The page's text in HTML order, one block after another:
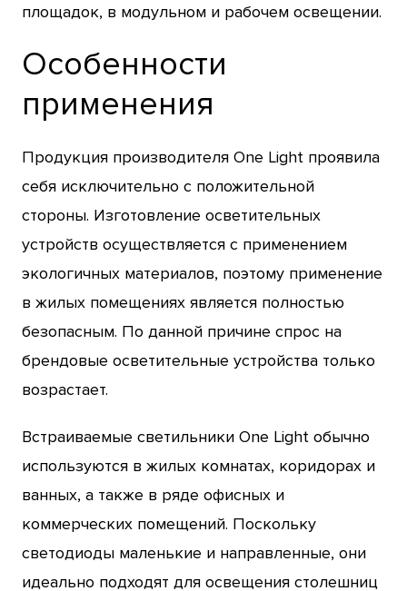
площадок, в модульном и рабочем освещении.
Особенности
применения
Продукция производителя One Light проявила
себя исключительно с положительной
стороны. Изготовление осветительных
устройств осуществляется с применением
экологичных материалов, поэтому применение
в жилых помещениях является полностью
безопасным. По данной причине спрос на
брендовые осветительные устройства только
возрастает.
Встраиваемые светильники One Light обычно
используются в жилых комнатах, коридорах и
ванных, а также в ряде офисных и
коммерческих помещений. Поскольку
светодиоды маленькие и направленные, они
идеально подходят для освещения столешниц